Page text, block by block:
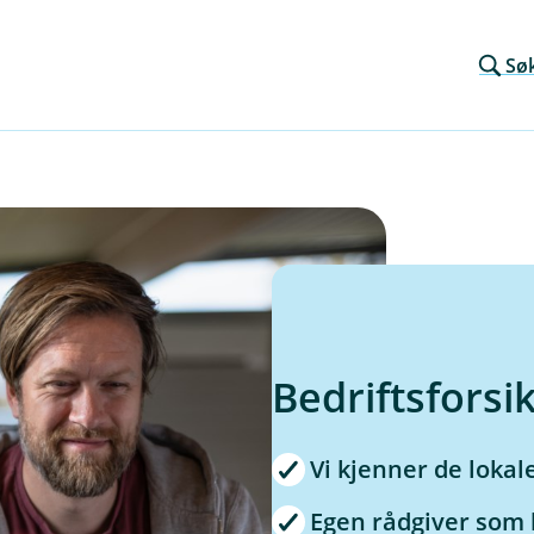
Vi kjenner de
Egen rådgiver